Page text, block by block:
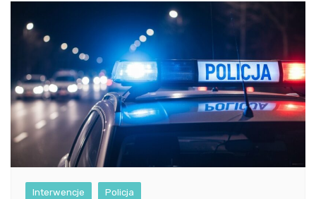
Interwencje Policja